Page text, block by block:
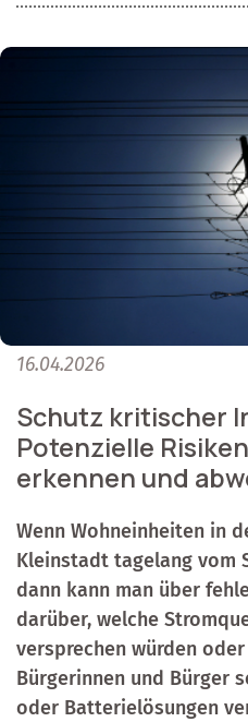
16.04.2026
Schutz kritischer
Potenzielle
erkennen und
Wenn Wohneinheiten in
Kleinstadt tagelang vom
dann kann man über
darüber, welche
versprechen würden
Bürgerinnen und Bürger
oder Batterielösungen